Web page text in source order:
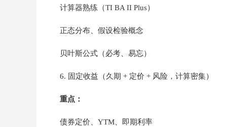
计算器熟练（TI BA II Plus）
正态分布、假设检验概念
贝叶斯公式（必考、易忘）
6. 固定收益（久期 + 定价 + 风险，计算密集）
重点：
债券定价、YTM、即期利率